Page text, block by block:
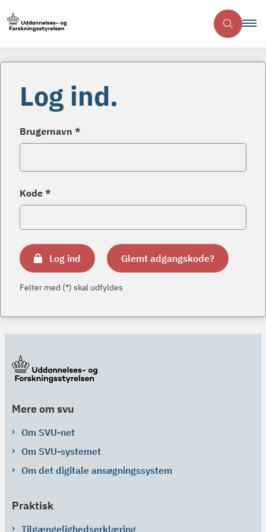
Log ind.
Brugernavn *
Kode *
Log ind Glemt adgangskode?
Felter med (*) skal udfyldes
Mere om svu
Om SVU-net
Om SVU-systemet
Om det digitale ansøgningssystem
Praktisk
Tilgængelighedserklæring